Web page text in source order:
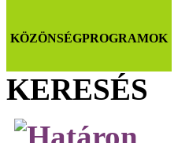
KÖZÖNSÉGPROGRAMOK
KERESÉS